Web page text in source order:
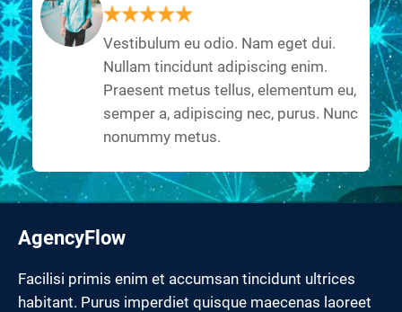
Vestibulum eu odio. Nam eget dui.
Nullam tincidunt adipiscing enim.
Praesent metus tellus, elementum eu,
semper a, adipiscing nec, purus. Nunc
nonummy metus.
AgencyFlow
Facilisi primis enim et accumsan tincidunt ultrices
habitant. Purus imperdiet quisque maecenas laoreet